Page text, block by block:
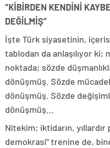
“KİBİRDEN KENDİNİ
DEĞİLMİŞ”
İşte Türk siyasetinin,
tablodan da anlaşılıyor
noktada; sözde
dönüşmüş. Sözde
dönüşmüş. Sözde
dönüşmüş…
Nitekim; iktidarın, yıllardır
demokrasi” trenine de,